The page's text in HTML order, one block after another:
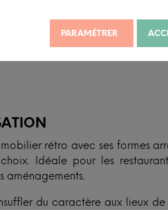
PARAMÉTRER
rétro avec ses formes
Idéale pour les
aménagements.
du caractère aux lieux de